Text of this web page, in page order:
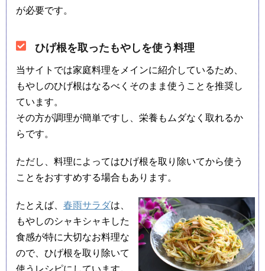
が必要です。
ひげ根を取ったもやしを使う料理
当サイトでは家庭料理をメインに紹介しているため、
もやしのひげ根はなるべくそのまま使うことを推奨し
ています。
その方が調理が簡単ですし、栄養もムダなく取れるか
らです。
ただし、料理によってはひげ根を取り除いてから使う
ことをおすすめする場合もあります。
たとえば、 春雨サラダは、
もやしのシャキシャキした
食感が特に大切なお料理な
ので、ひげ根を取り除いて
使うレシピにしています。